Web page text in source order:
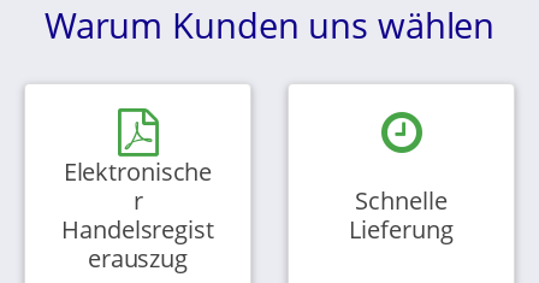
Warum Kunden uns wählen
Elektronische
r
Handelsregist
erauszug
Schnelle
Lieferung